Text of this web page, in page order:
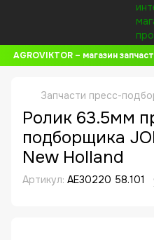
AGROVIKTOR – магазин
Запчасти пресс-
Ролик 63.5мм
подборщика
New Holland
Артикул: AE30220 58.101